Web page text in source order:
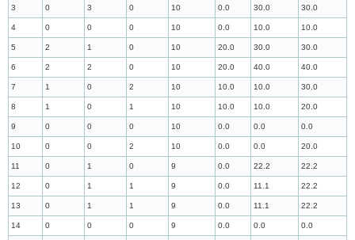
3 0 3 0 10 0.0 30.0 30.0
4 0 0 0 10 0.0 10.0 10.0
5 2 1 0 10 20.0 30.0 30.0
6 2 2 0 10 20.0 40.0 40.0
7 1 0 2 10 10.0 10.0 30.0
8 1 0 1 10 10.0 10.0 20.0
9 0 0 0 10 0.0 0.0 0.0
10 0 0 2 10 0.0 0.0 20.0
11 0 1 0 9 0.0 22.2 22.2
12 0 1 1 9 0.0 11.1 22.2
13 0 1 1 9 0.0 11.1 22.2
14 0 0 0 9 0.0 0.0 0.0